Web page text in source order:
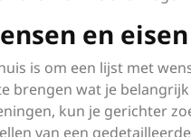
en
is om een lijst met
brengen wat je
kun je gerichter
van een